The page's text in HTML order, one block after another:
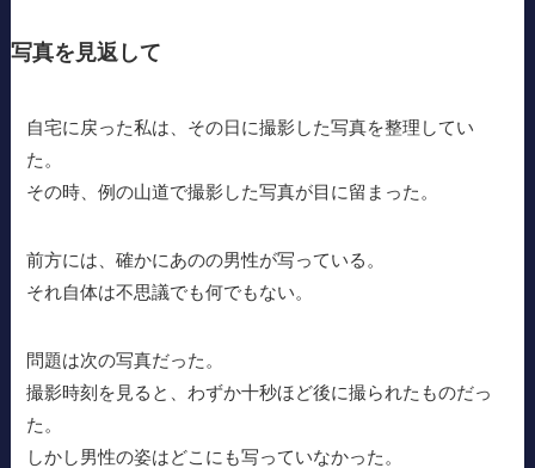
写真を見返して
自宅に戻った私は、その日に撮影した写真を整理してい
た。
その時、例の山道で撮影した写真が目に留まった。
前方には、確かにあのの男性が写っている。
それ自体は不思議でも何でもない。
問題は次の写真だった。
撮影時刻を見ると、わずか十秒ほど後に撮られたものだっ
た。
しかし男性の姿はどこにも写っていなかった。